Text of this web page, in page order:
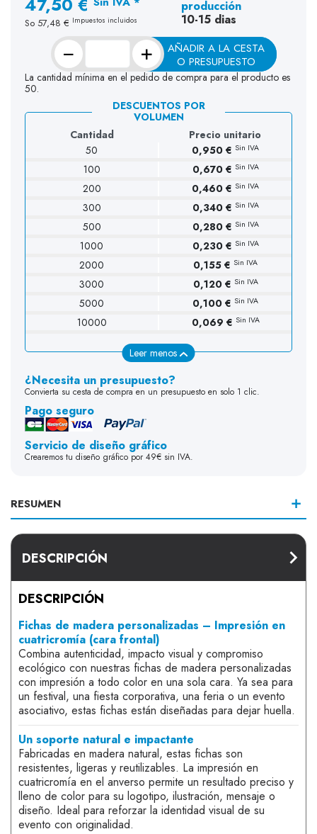
So 57,48 € Impuestos incluidos
producción
10-15 dias
− +
AÑADIR A LA CESTA
O PRESUPUESTO
La cantidad mínima en el pedido de compra para el producto es
50.
DESCUENTOS POR
VOLUMEN
Cantidad
Precio unitario
50
0,950 € Sin IVA
100 0,670 € Sin IVA
200 0,460 € Sin IVA
300 0,340 € Sin IVA
500 0,280 € Sin IVA
1000 0,230 € Sin IVA
2000 0,155 € Sin IVA
3000 0,120 € Sin IVA
5000 0,100 € Sin IVA
10000 0,069 € Sin IVA
Leer menos
¿Necesita un presupuesto?
Convierta su cesta de compra en un presupuesto en solo 1 clic.
Pago seguro
Servicio de diseño gráfico
Crearemos tu diseño gráfico por 49€ sin IVA.
RESUMEN
DESCRIPCIÓN
DESCRIPCIÓN
Fichas de madera personalizadas – Impresión en
cuatricromía (cara frontal)
Combina autenticidad, impacto visual y compromiso
ecológico con nuestras fichas de madera personalizadas
con impresión a todo color en una sola cara. Ya sea para
un festival, una fiesta corporativa, una feria o un evento
asociativo, estas fichas están diseñadas para dejar huella.
Un soporte natural e impactante
Fabricadas en madera natural, estas fichas son
resistentes, ligeras y reutilizables. La impresión en
cuatricromía en el anverso permite un resultado preciso y
lleno de color para su logotipo, ilustración, mensaje o
diseño. Ideal para reforzar la identidad visual de su
evento con originalidad.